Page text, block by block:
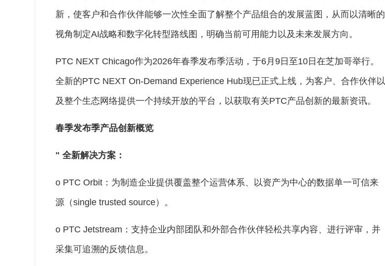
新，使客户和合作伙伴能够一次性全面了解整个产品组合的发展蓝图，从而以清晰的
视角制定AI战略和数字化转型路线图，明确当前可用能力以及未来发展方向。
PTC NEXT Chicago作为2026年春季发布季活动，于6月9日至10日在芝加哥举行。
全新的PTC NEXT On-Demand Experience Hub现已正式上线，为客户、合作伙伴以
及整个生态网络提供一个持续开放的平台，以获取有关PTC产品创新的最新资讯。
春季发布季产品创新概览
" 全新解决方案：
o PTC Orbit：为制造企业提供覆盖整个运营体系、以资产为中心的数据单一可信来
源（single trusted source）。
o PTC Jetstream：支持企业内部团队和外部合作伙伴轻松共享内容、进行评审，并
采集可追溯的反馈信息。